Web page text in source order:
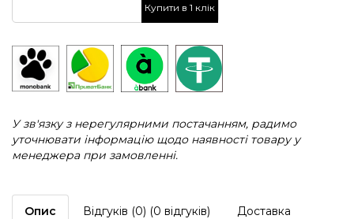
Купити в 1 клік
У зв'язку з нерегулярними постачанням, радимо
уточнювати інформацію щодо наявності товару у
менеджера при замовленні.
Опис Відгуків (0) (0 відгуків) Доставка